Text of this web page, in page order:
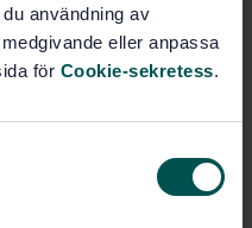
användning av
eller anpassa
för Cookie-sekretess.
Show more